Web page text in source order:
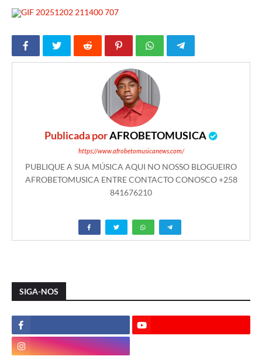
Publicada porAFROBETOMUSICA
https://www.afrobetomusicanews.com/
PUBLIQUE A SUA MÚSICA AQUI NO NOSSO BLOGUEIRO
AFROBETOMUSICA ENTRE CONTACTO CONOSCO +258
841676210
SIGA-NOS